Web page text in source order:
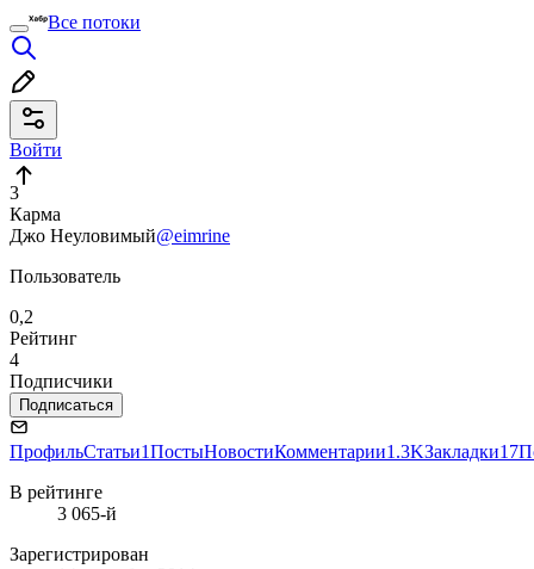
Все потоки
Войти
3
Карма
Джо Неуловимый@eimrine
Пользователь
0,2
Рейтинг
4
Подписчики
Подписаться
ПрофильСтатьи1ПостыНовостиКомментарии1.3KЗакладки17
В рейтинге
3 065-й
Зарегистрирован